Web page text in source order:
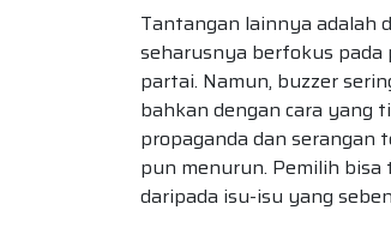
Tantangan lainnya adalah
seharusnya berfokus pada
partai. Namun, buzzer
bahkan dengan cara yang
propaganda dan serangan
pun menurun. Pemilih
daripada isu-isu yang